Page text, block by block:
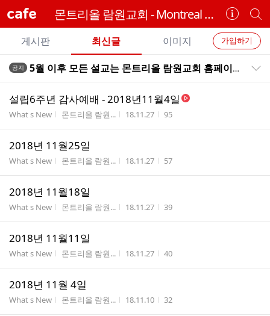
cafe 몬트리올 람원교회 - Montreal Ramwon Church
카
페
정
보
보
기
개
별
카
페
검
카
메
뉴
가입하기
게시판 최신글 이미지
전
글
트
공지 5월 이후 모든 설교는 몬트리올 람원교회 홈페이지에서 볼수 있습니다.
설립6주년 감사예배 - 2018년11월4일
게시판명
What s New 작성자
몬트리올 람원... 작성시간
18.11.27 조회수
95
2018년 11월25일
게시판명
What s New 작성자
몬트리올 람원... 작성시간
18.11.27 조회수
57
2018년 11월18일
게시판명
What s New 작성자
몬트리올 람원... 작성시간
18.11.27 조회수
39
2018년 11월11일
게시판명
What s New 작성자
몬트리올 람원... 작성시간
18.11.27 조회수
40
2018년 11월 4일
게시판명
What s New 작성자
몬트리올 람원... 작성시간
18.11.10 조회수
32